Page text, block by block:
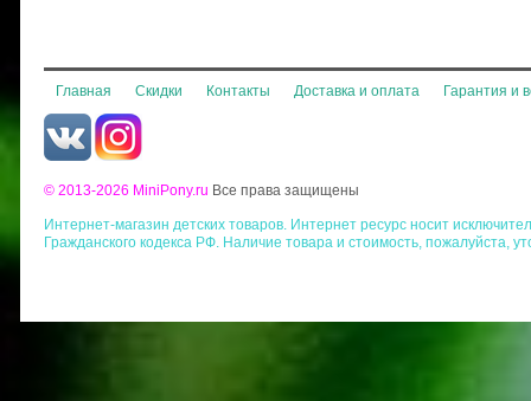
Главная Скидки Контакты Доставка и оплата Гарантия и
© 2013-2026 MiniPony.ru Все права защищены
Интернет-магазин детских товаров. Интернет ресурс носит
Гражданского кодекса РФ. Наличие товара и стоимость, пожалуйста,